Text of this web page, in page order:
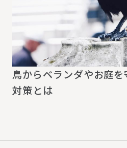
鳥からベランダやお庭
対策とは